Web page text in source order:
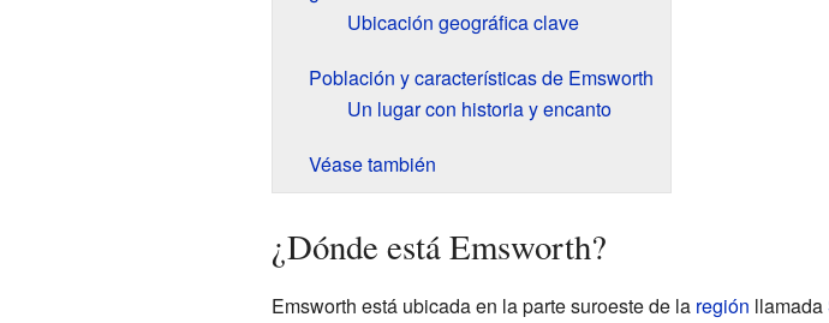
Ubicación geográfica clave
Población y características de Emsworth
Un lugar con historia y encanto
Véase también
¿Dónde está Emsworth?
Emsworth está ubicada en la parte suroeste de la región llamada